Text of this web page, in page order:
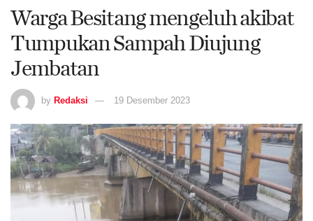
Warga Besitang mengeluh akibat
Tumpukan Sampah Diujung
Jembatan
by Redaksi 19 Desember 2023